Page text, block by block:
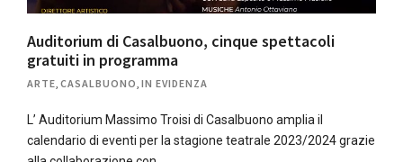
Auditorium di Casalbuono, cinque spettacoli
gratuiti in programma
ARTE, CASALBUONO, IN EVIDENZA
L’ Auditorium Massimo Troisi di Casalbuono amplia il
calendario di eventi per la stagione teatrale 2023/2024 grazie